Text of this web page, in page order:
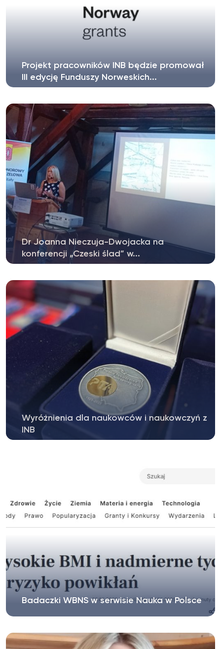
Projekt pracowników INB będzie promował
III edycję Funduszy Norweskich...
kilka konkursów i dotyczących...
Dr Joanna Nieczuja-Dwojacka na
konferencji „Czeski ślad” w...
września 2025 roku, dr Joanna Nieczuja-
Wyróżnienia dla naukowców i naukowczyń z
INB
Badaczki WBNS w serwisie Nauka w Polsce
portalowi Nauka w Polsce w związku...